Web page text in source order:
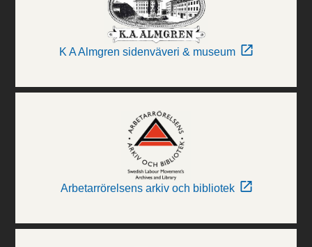
K A Almgren sidenväveri & museum
Arbetarrörelsens arkiv och bibliotek